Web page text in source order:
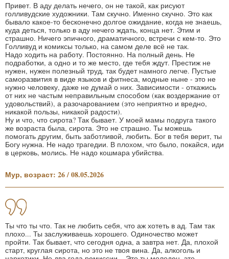
Привет. В аду делать нечего, он не такой, как рисуют
голливудские художники. Там скучно. Именно скучно. Это как
бывало какое-то бесконечно долгое ожидание, когда не знаешь,
куда деться, только в аду нечего ждать, конца нет. Этим и
страшно. Ничего эпичного, драматичного, встречи с кем-то. Это
Голливуд и комиксы только, на самом деле всё не так.
Надо ходить на работу. Постоянно. На полный день. Не
подработки, а одно и то же место, где тебя ждут. Престиж не
нужен, нужен полезный труд, так будет намного легче. Пустые
саморазвития в виде языков и фитнеса, модные ныне - это не
нужно человеку, даже не думай о них. Зависимости - откажись
от них не частым неправильным способом (как воздержание от
удовольствий), а разочарованием (это неприятно и вредно,
никакой пользы, никакой радости).
Ну и что, что сирота? Так бывает. У моей мамы подруга такого
же возраста была, сирота. Это не страшно. Ты можешь
помогать другим, быть заботливой, любить. Бог в тебя верит, ты
Богу нужна. Не надо трагедии. В плохом, что было, покайся, иди
в церковь, молись. Не надо кошмара убийства.
Мур, возраст: 26 / 08.05.2026
Ты что ты что. Так не любить себя, что аж хотеть в ад. Там так
плохо... Ты заслуживаешь хорошего. Одиночество может
пройти. Так бывает, что сегодня одна, а завтра нет. Да, плохой
старт, круглая сирота, но это не твоя вина. Да, алкоголь и